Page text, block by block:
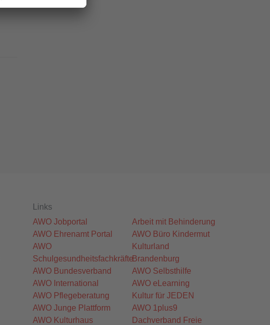
Links
AWO Jobportal
AWO Ehrenamt Portal
AWO
Schulgesundheitsfachkräfte
AWO Bundesverband
AWO International
AWO Pflegeberatung
AWO Junge Plattform
AWO Kulturhaus
Arbeit mit Behinderung
AWO Büro Kindermut
Kulturland
Brandenburg
AWO Selbsthilfe
AWO eLearning
Kultur für JEDEN
AWO 1plus9
Dachverband Freie